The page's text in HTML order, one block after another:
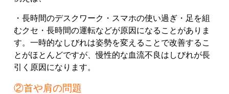
・長時間のデスクワーク ・スマホの使い過ぎ ・足を組
むクセ ・長時間の運転などが原因になることがありま
す。 一時的なしびれは姿勢を変えることで改善するこ
とがほとんどですが、慢性的な血流不良はしびれが長
引く原因になります。
②首や肩の問題